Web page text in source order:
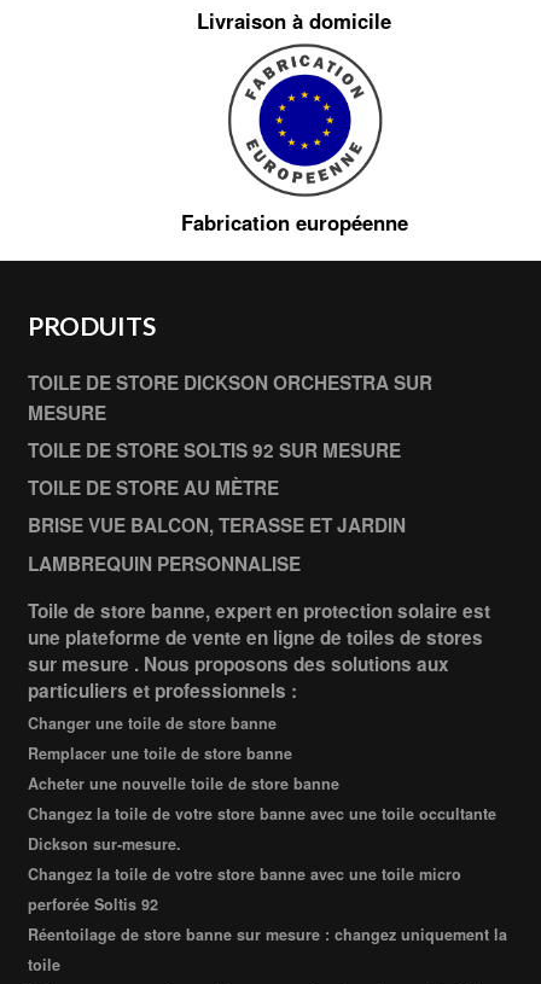
Livraison à domicile
Fabrication européenne
PRODUITS
TOILE DE STORE DICKSON ORCHESTRA SUR
MESURE
TOILE DE STORE SOLTIS 92 SUR MESURE
TOILE DE STORE AU MÈTRE
BRISE VUE BALCON, TERASSE ET JARDIN
LAMBREQUIN PERSONNALISE
Toile de store banne, expert en protection solaire est
une plateforme de vente en ligne de toiles de stores
sur mesure . Nous proposons des solutions aux
particuliers et professionnels :
Changer une toile de store banne
Remplacer une toile de store banne
Acheter une nouvelle toile de store banne
Changez la toile de votre store banne avec une toile occultante
Dickson sur-mesure.
Changez la toile de votre store banne avec une toile micro
perforée Soltis 92
Réentoilage de store banne sur mesure : changez uniquement la
toile